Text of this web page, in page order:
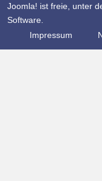
Joomla! ist freie, unter
Software.
Impressum